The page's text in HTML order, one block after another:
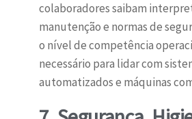
colaboradores saibam
manutenção e normas de
o nível de competência
necessário para lidar com
automatizados e máquinas